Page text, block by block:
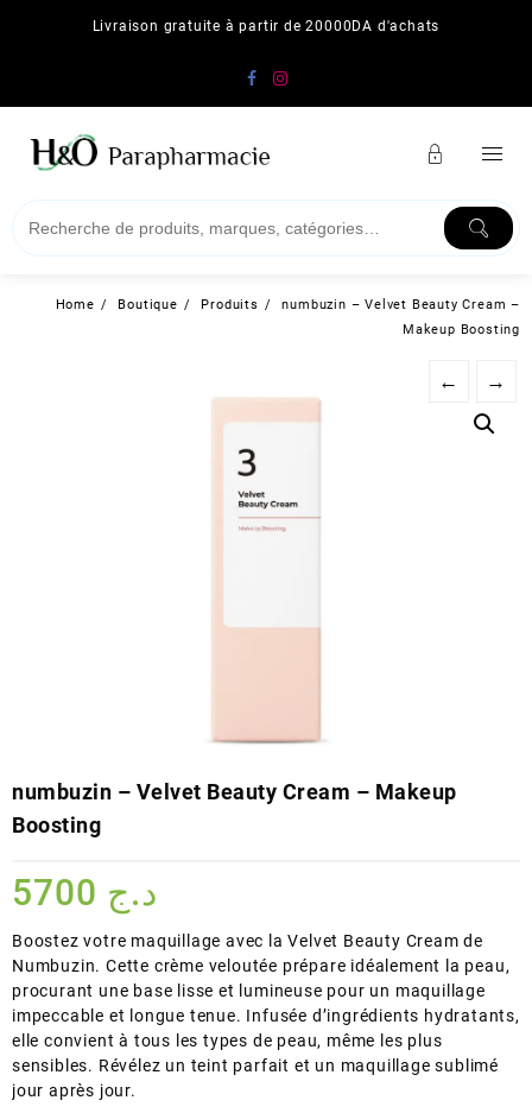
Livraison gratuite à partir de 20000DA d'achats
Home Boutique Produits
numbuzin – Velvet Beauty Cream –
Makeup Boosting
← →
numbuzin – Velvet Beauty Cream – Makeup
Boosting
د.ج
Boostez votre maquillage avec la Velvet Beauty Cream de
Numbuzin. Cette crème veloutée prépare idéalement la peau,
procurant une base lisse et lumineuse pour un maquillage
impeccable et longue tenue. Infusée d’ingrédients hydratants,
elle convient à tous les types de peau, même les plus
sensibles. Révélez un teint parfait et un maquillage sublimé
jour après jour.